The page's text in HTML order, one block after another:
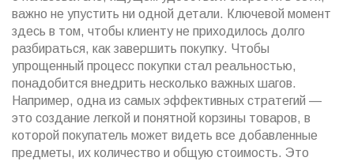
важно не упустить ни одной детали. Ключевой момент
здесь в том, чтобы клиенту не приходилось долго
разбираться, как завершить покупку. Чтобы
упрощенный процесс покупки стал реальностью,
понадобится внедрить несколько важных шагов.
Например, одна из самых эффективных стратегий —
это создание легкой и понятной корзины товаров, в
которой покупатель может видеть все добавленные
предметы, их количество и общую стоимость. Это